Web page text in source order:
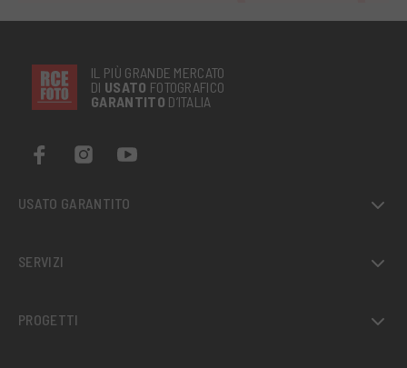
IL PIÙ GRANDE MERCATO
DI USATO FOTOGRAFICO
GARANTITO D’ITALIA
USATO GARANTITO
SERVIZI
PROGETTI